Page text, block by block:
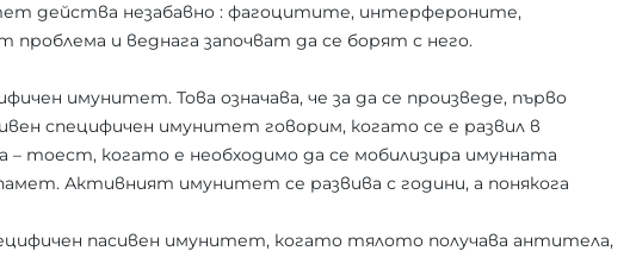
действа незабавно : фагоцитите, интерфероните,
и веднага започват да се борят с него.
имунитет. Това означава, че за да се произведе, първо
специфичен имунитет говорим, когато се е развил в
– тоест, когато е необходимо да се мобилизира имунната
Активният имунитет се развива с години, а понякога
пасивен имунитет, когато тялото получава антитела,